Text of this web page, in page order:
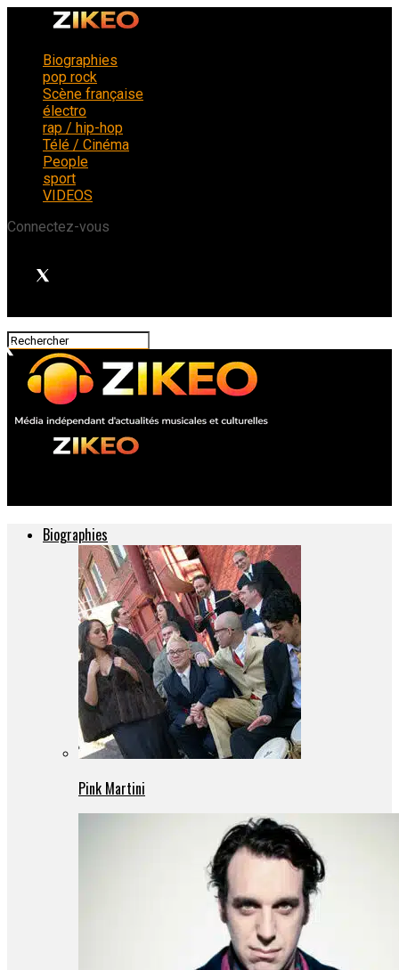
Biographies
pop rock
Scène française
électro
rap / hip-hop
Télé / Cinéma
People
sport
VIDEOS
Connectez-vous
Biographies
Pink Martini